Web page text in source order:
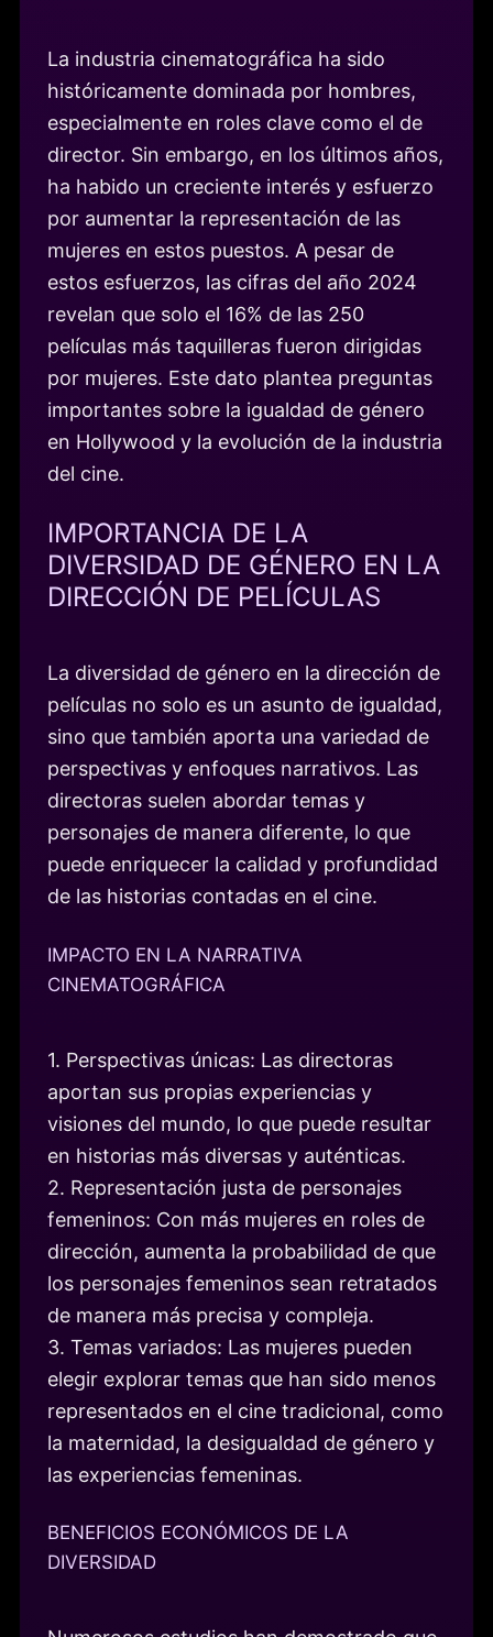
La industria cinematográfica ha sido
históricamente dominada por hombres,
especialmente en roles clave como el de
director. Sin embargo, en los últimos años,
ha habido un creciente interés y esfuerzo
por aumentar la representación de las
mujeres en estos puestos. A pesar de
estos esfuerzos, las cifras del año 2024
revelan que solo el 16% de las 250
películas más taquilleras fueron dirigidas
por mujeres. Este dato plantea preguntas
importantes sobre la igualdad de género
en Hollywood y la evolución de la industria
del cine.
IMPORTANCIA DE LA
DIVERSIDAD DE GÉNERO EN LA
DIRECCIÓN DE PELÍCULAS
La diversidad de género en la dirección de
películas no solo es un asunto de igualdad,
sino que también aporta una variedad de
perspectivas y enfoques narrativos. Las
directoras suelen abordar temas y
personajes de manera diferente, lo que
puede enriquecer la calidad y profundidad
de las historias contadas en el cine.
IMPACTO EN LA NARRATIVA
CINEMATOGRÁFICA
1. Perspectivas únicas: Las directoras
aportan sus propias experiencias y
visiones del mundo, lo que puede resultar
en historias más diversas y auténticas.
2. Representación justa de personajes
femeninos: Con más mujeres en roles de
dirección, aumenta la probabilidad de que
los personajes femeninos sean retratados
de manera más precisa y compleja.
3. Temas variados: Las mujeres pueden
elegir explorar temas que han sido menos
representados en el cine tradicional, como
la maternidad, la desigualdad de género y
las experiencias femeninas.
BENEFICIOS ECONÓMICOS DE LA
DIVERSIDAD